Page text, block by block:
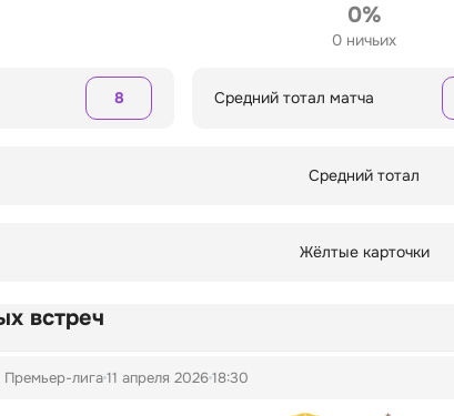
0%
0 ничьих
8 Средний тотал матча
Средний тотал
Жёлтые карточки
встреч
Премьер-лига11 апреля 202618:30